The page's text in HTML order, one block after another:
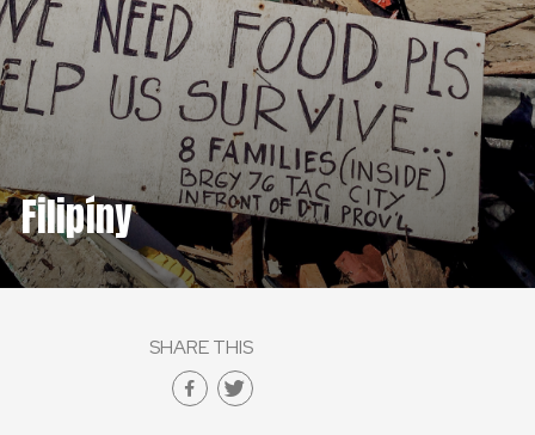
Filipíny
SHARE THIS